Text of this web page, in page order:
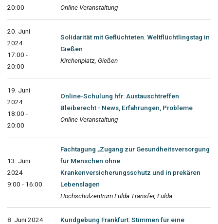
20:00
Online Veranstaltung
20. Juni
2024
17:00 -
20:00
Solidarität mit Geflüchteten. Weltflüchtlingstag in
Gießen
Kirchenplatz, Gießen
19. Juni
2024
18:00 -
20:00
Online-Schulung hfr: Austauschtreffen
Bleiberecht - News, Erfahrungen, Probleme
Online Veranstaltung
13. Juni
2024
9:00 - 16:00
Fachtagung „Zugang zur Gesundheitsversorgung
für Menschen ohne
Krankenversicherungsschutz und in prekären
Lebenslagen
Hochschulzentrum Fulda Transfer, Fulda
8. Juni 2024
Kundgebung Frankfurt: Stimmen für eine